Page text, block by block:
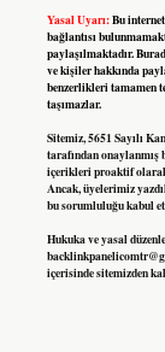
Yasal Uyarı:Bu
bağlantısı
paylaşılmaktadır.
ve kişiler hakkında
benzerlikleri tamamen
taşımazlar.
Sitemiz, 5651 Sayılı
tarafından onaylanmış
içerikleri proaktif
Ancak, üyelerimiz
bu sorumluluğu kabul
Hukuka ve yasal
içerisinde sitemizden